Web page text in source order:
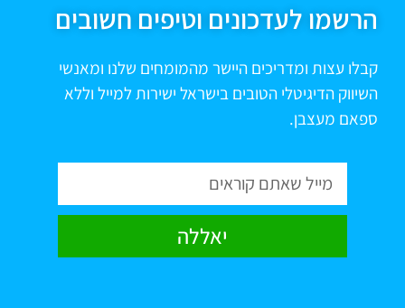
הרשמו לעדכונים וטיפים חשובים
קבלו עצות ומדריכים היישר מהמומחים שלנו ומאנשי
השיווק הדיגיטלי הטובים בישראל ישירות למייל וללא
ספאם מעצבן.
יאללה